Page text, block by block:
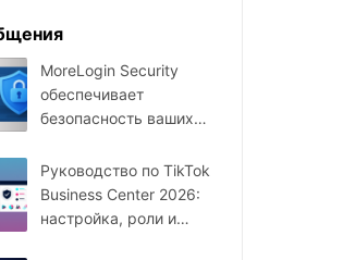
MoreLogin Security
обеспечивает
безопасность ваших
Руководство по TikTok
Business Center 2026:
настройка, роли и